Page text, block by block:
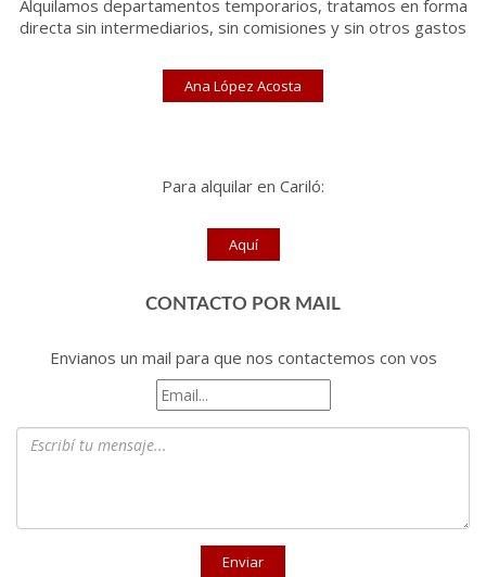
Alquilamos departamentos temporarios, tratamos en forma
directa sin intermediarios, sin comisiones y sin otros gastos
Ana López Acosta
Para alquilar en Cariló:
Aquí
CONTACTO POR MAIL
Envianos un mail para que nos contactemos con vos
Email
Enviar